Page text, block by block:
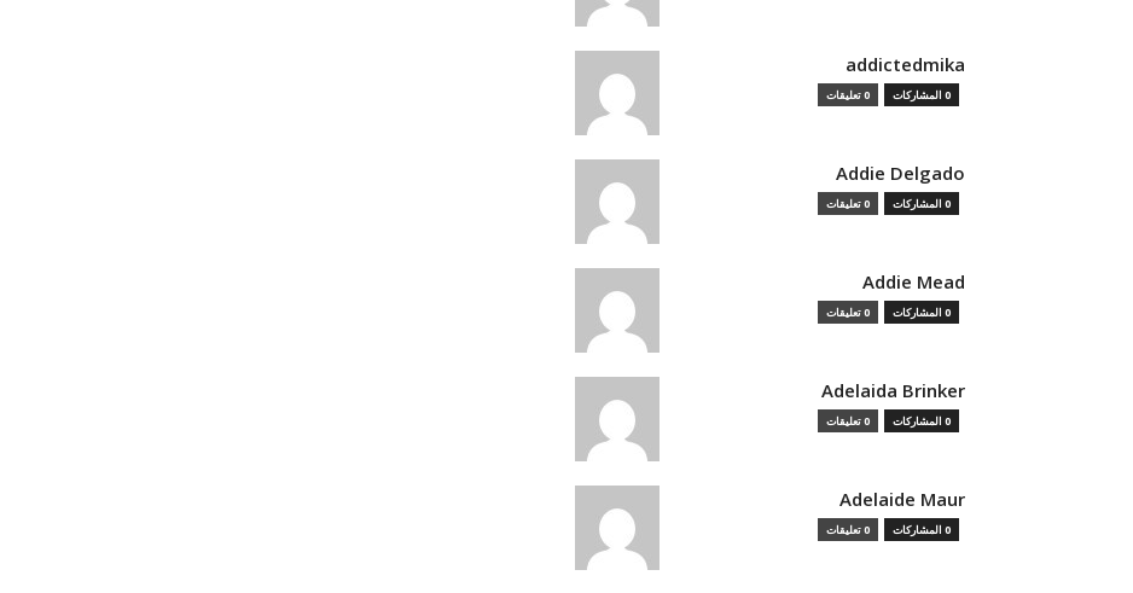
addictedmika
0 المشاركات 0 تعليقات
Addie Delgado
0 المشاركات 0 تعليقات
Addie Mead
0 المشاركات 0 تعليقات
Adelaida Brinker
0 المشاركات 0 تعليقات
Adelaide Maur
0 المشاركات 0 تعليقات